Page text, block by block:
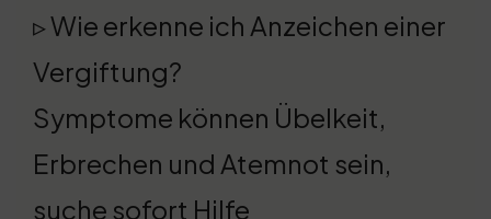
▹ Wie erkenne ich Anzeichen einer
Vergiftung?
Symptome können Übelkeit,
Erbrechen und Atemnot sein,
suche sofort Hilfe